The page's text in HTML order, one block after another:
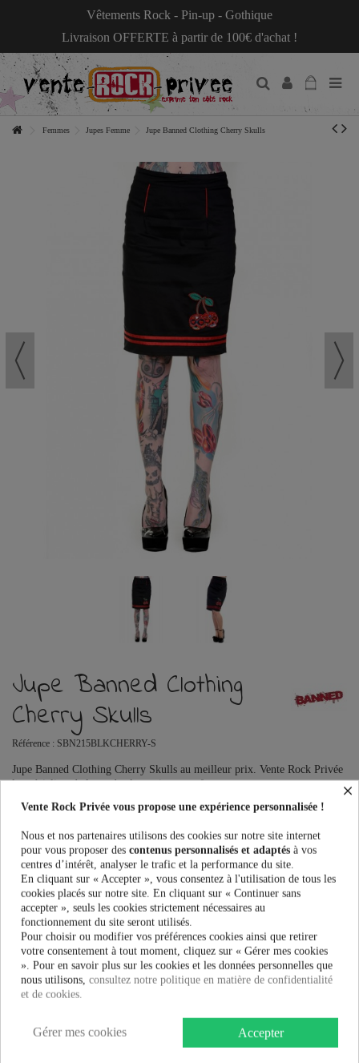
Vêtements Rock - Pin-up - Gothique
Livraison OFFERTE à partir de 100€ d'achat !
Femmes Jupes Femme Jupe Banned Clothing Cherry Skulls
Jupe Banned Clothing
Cherry Skulls
Référence : SBN215BLKCHERRY-S
Jupe Banned Clothing Cherry Skulls au meilleur prix. Vente Rock Privée
le spécialiste de la mode alternative pour femme.
19,90 €
AJOUTER AU PANIER
Plus que100,00 € et la livraison est offerte !
×
Vente Rock Privée vous propose une expérience personnalisée !
Nous et nos partenaires utilisons des cookies sur notre site internet
pour vous proposer des contenus personnalisés et adaptés à vos
centres d’intérêt, analyser le trafic et la performance du site.
En cliquant sur « Accepter », vous consentez à l'utilisation de tous les
cookies placés sur notre site. En cliquant sur « Continuer sans
accepter », seuls les cookies strictement nécessaires au
fonctionnement du site seront utilisés.
Pour choisir ou modifier vos préférences cookies ainsi que retirer
votre consentement à tout moment, cliquez sur « Gérer mes cookies
». Pour en savoir plus sur les cookies et les données personnelles que
nous utilisons, consultez notre politique en matière de confidentialité
et de cookies.
Accepter
Gérer mes cookies